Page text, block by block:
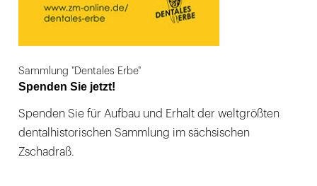
Sammlung "Dentales Erbe"
Spenden Sie jetzt!
Spenden Sie für Aufbau und Erhalt der weltgrößten
dentalhistorischen Sammlung im sächsischen
Zschadraß.